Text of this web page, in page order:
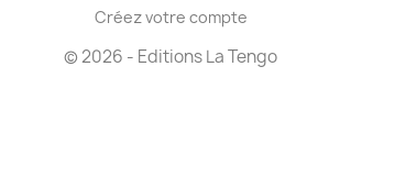
Créez votre compte
© 2026 - Editions La Tengo